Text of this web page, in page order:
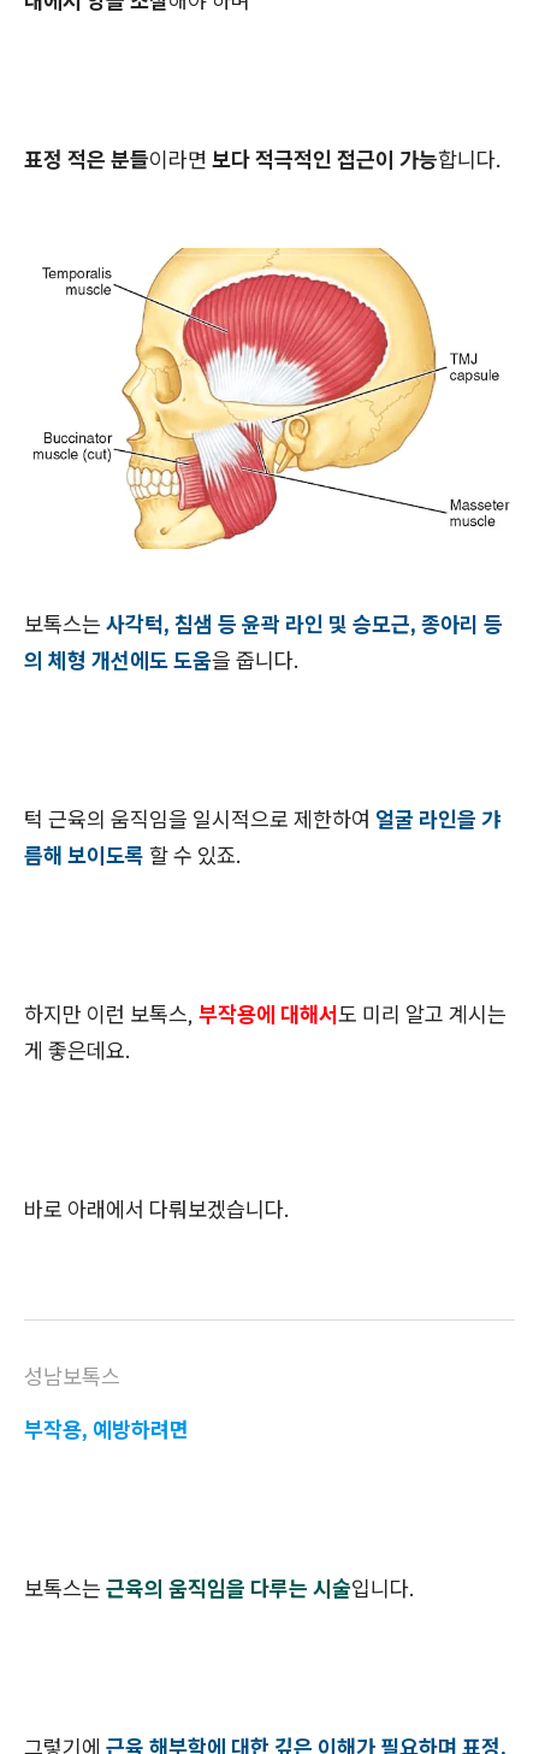
표정 적은 분들이라면 보다 적극적인 접근이 가능합니다.
보톡스는 사각턱, 침샘 등 윤곽 라인 및 승모근, 종아리 등
의 체형 개선에도 도움을 줍니다.
턱 근육의 움직임을 일시적으로 제한하여 얼굴 라인을 갸
름해 보이도록 할 수 있죠.
하지만 이런 보톡스, 부작용에 대해서도 미리 알고 계시는
게 좋은데요.
바로 아래에서 다뤄보겠습니다.
성남보톡스
부작용, 예방하려면
보톡스는 근육의 움직임을 다루는 시술입니다.
그렇기에 근육 해부학에 대한 깊은 이해가 필요하며 표정,